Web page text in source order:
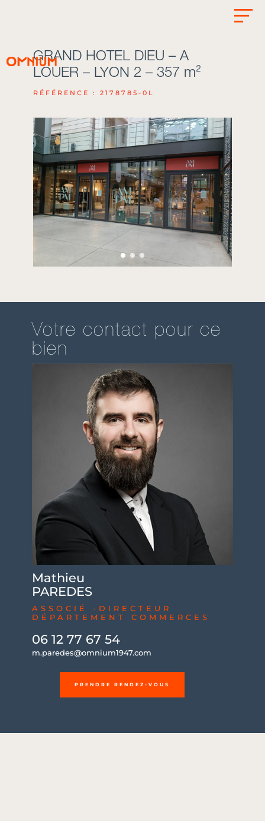
GRAND HOTEL DIEU – A
LOUER – LYON 2 – 357 m²
RÉFÉRENCE : 2178785-0L
Votre contact pour ce
bien
Mathieu
PAREDES
ASSOCIÉ -DIRECTEUR
DÉPARTEMENT COMMERCES
06 12 77 67 54
m.paredes@omnium1947.com
PRENDRE RENDEZ-VOUS